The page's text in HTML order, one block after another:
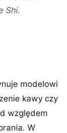
Shi.
modelowi
kawy czy
względem
W